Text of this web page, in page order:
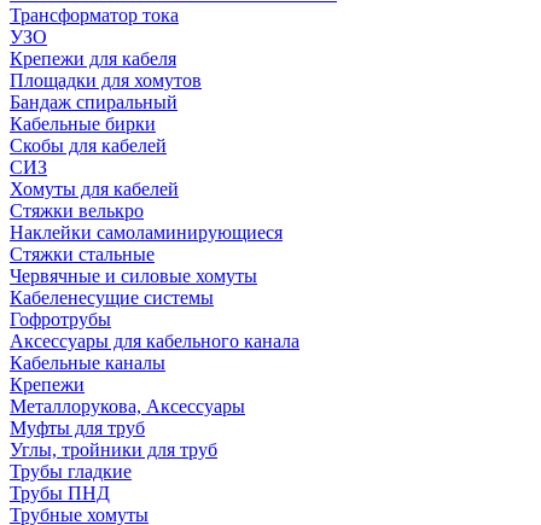
Трансформатор тока
УЗО
Крепежи для кабеля
Площадки для хомутов
Бандаж спиральный
Кабельные бирки
Cкобы для кабелей
СИЗ
Хомуты для кабелей
Стяжки велькро
Наклейки самоламинирующиеся
Стяжки стальные
Червячные и силовые хомуты
Кабеленесущие системы
Гофротрубы
Аксессуары для кабельного канала
Кабельные каналы
Крепежи
Металлорукова, Аксессуары
Муфты для труб
Углы, тройники для труб
Трубы гладкие
Трубы ПНД
Трубные хомуты